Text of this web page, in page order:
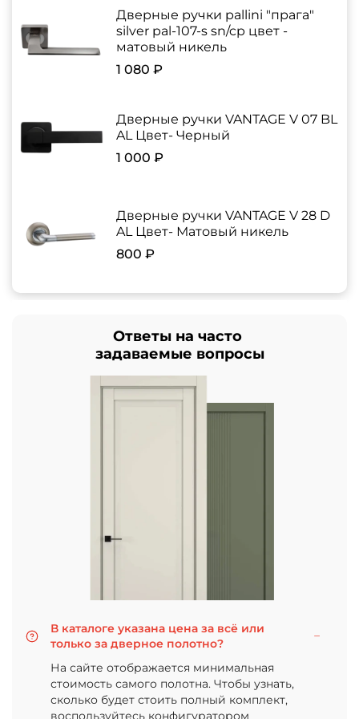
Дверные ручки pallini "прага"
silver pal-107-s sn/cp цвет -
матовый никель
1 080 ₽
Дверные ручки VANTAGE V 07 BL
AL Цвет- Черный
1 000 ₽
Дверные ручки VANTAGE V 28 D
AL Цвет- Матовый никель
800 ₽
Ответы на часто
задаваемые вопросы
В каталоге указана цена за всё или
только за дверное полотно?
На сайте отображается минимальная
стоимость самого полотна. Чтобы узнать,
сколько будет стоить полный комплект,
воспользуйтесь конфигуратором